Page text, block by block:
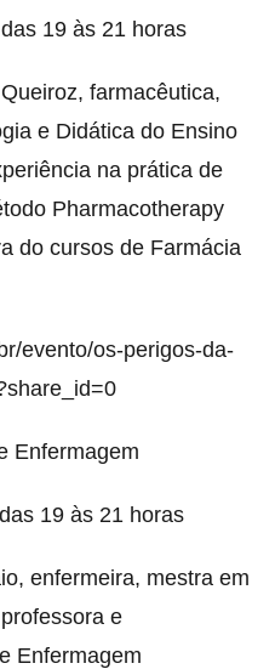
19 às 21 horas
farmacêutica,
e Didática do Ensino
na prática de
Pharmacotherapy
do cursos de Farmácia
evento/os-perigos-da-
Enfermagem
19 às 21 horas
enfermeira, mestra em
e
Enfermagem